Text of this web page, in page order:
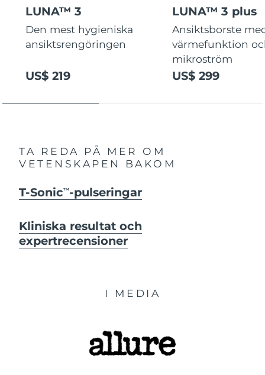
LUNA™ 3
Den mest hygieniska
ansiktsrengöringen
US$ 219
LUNA™ 3 plus
Ansiktsborste
värmefunktion
mikroström
US$ 299
TA REDA PÅ MER OM
VETENSKAPEN BAKOM
T-SonicTM -pulseringar
Kliniska resultat och
expertrecensioner
I MEDIA